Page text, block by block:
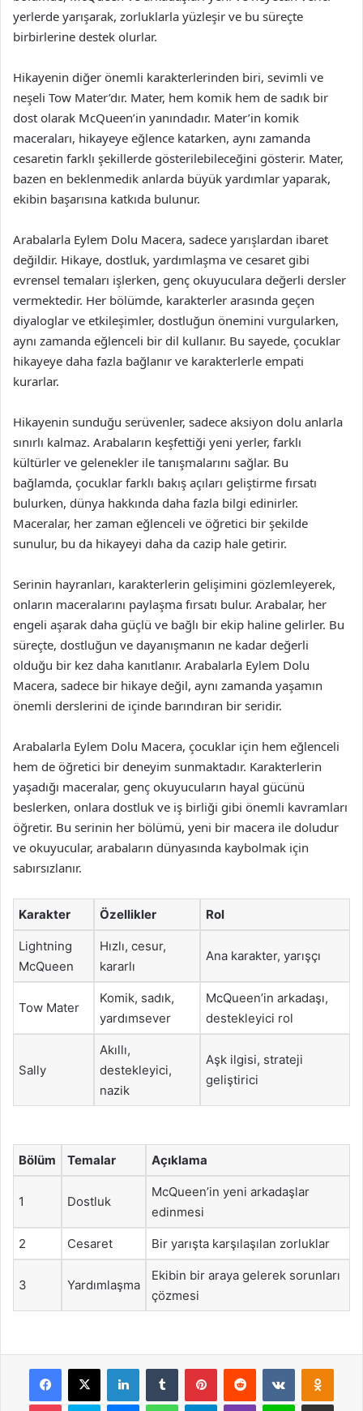
yerlerde yarışarak, zorluklarla yüzleşir ve bu süreçte
birbirlerine destek olurlar.
Hikayenin diğer önemli karakterlerinden biri, sevimli ve
neşeli Tow Mater’dır. Mater, hem komik hem de sadık bir
dost olarak McQueen’in yanındadır. Mater’in komik
maceraları, hikayeye eğlence katarken, aynı zamanda
cesaretin farklı şekillerde gösterilebileceğini gösterir. Mater,
bazen en beklenmedik anlarda büyük yardımlar yaparak,
ekibin başarısına katkıda bulunur.
Arabalarla Eylem Dolu Macera, sadece yarışlardan ibaret
değildir. Hikaye, dostluk, yardımlaşma ve cesaret gibi
evrensel temaları işlerken, genç okuyuculara değerli dersler
vermektedir. Her bölümde, karakterler arasında geçen
diyaloglar ve etkileşimler, dostluğun önemini vurgularken,
aynı zamanda eğlenceli bir dil kullanır. Bu sayede, çocuklar
hikayeye daha fazla bağlanır ve karakterlerle empati
kurarlar.
Hikayenin sunduğu serüvenler, sadece aksiyon dolu anlarla
sınırlı kalmaz. Arabaların keşfettiği yeni yerler, farklı
kültürler ve gelenekler ile tanışmalarını sağlar. Bu
bağlamda, çocuklar farklı bakış açıları geliştirme fırsatı
bulurken, dünya hakkında daha fazla bilgi edinirler.
Maceralar, her zaman eğlenceli ve öğretici bir şekilde
sunulur, bu da hikayeyi daha da cazip hale getirir.
Serinin hayranları, karakterlerin gelişimini gözlemleyerek,
onların maceralarını paylaşma fırsatı bulur. Arabalar, her
engeli aşarak daha güçlü ve bağlı bir ekip haline gelirler. Bu
süreçte, dostluğun ve dayanışmanın ne kadar değerli
olduğu bir kez daha kanıtlanır. Arabalarla Eylem Dolu
Macera, sadece bir hikaye değil, aynı zamanda yaşamın
önemli derslerini de içinde barındıran bir seridir.
Arabalarla Eylem Dolu Macera, çocuklar için hem eğlenceli
hem de öğretici bir deneyim sunmaktadır. Karakterlerin
yaşadığı maceralar, genç okuyucuların hayal gücünü
beslerken, onlara dostluk ve iş birliği gibi önemli kavramları
öğretir. Bu serinin her bölümü, yeni bir macera ile doludur
ve okuyucular, arabaların dünyasında kaybolmak için
sabırsızlanır.
Karakter Özellikler Rol
Lightning
McQueen
Hızlı, cesur,
kararlı
Ana karakter, yarışçı
Tow Mater
Komik, sadık,
yardımsever
McQueen’in arkadaşı,
destekleyici rol
Sally
Akıllı,
destekleyici,
nazik
Aşk ilgisi, strateji
geliştirici
Bölüm Temalar Açıklama
1 Dostluk
McQueen’in yeni arkadaşlar
edinmesi
2 Cesaret Bir yarışta karşılaşılan zorluklar
3 Yardımlaşma
Ekibin bir araya gelerek sorunları
çözmesi
Facebook
X LinkedInTumblr PinterestReddit VKontakte
Pocket Skype MessengerWhatsAppTelegramViber Line E-Posta ile